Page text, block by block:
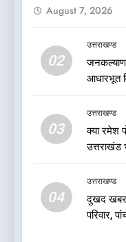
August 7, 2026
02
उत्तराखण्ड
आधारभूत
03
उत्तराखण्ड
क्या रमेश
उत्तराखंड
04
उत्तराखण्ड
दुखद
परिवार,